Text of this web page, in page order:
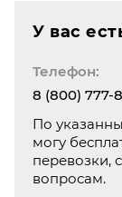
У вас
Телефон:
8 (800) 777-
По
могу
перевозки,
вопросам.